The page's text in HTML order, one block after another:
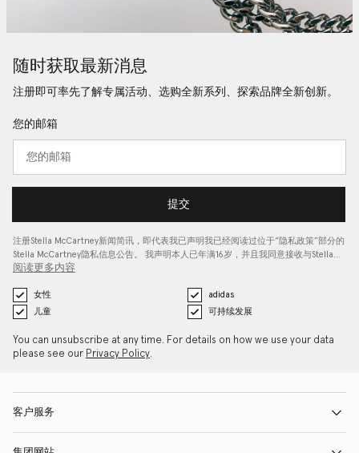
随时获取最新消息
注册即可率先了解专属活动、选购全新系列、探索品牌全新创新。
您的邮箱
提交
注册Stella McCartney新闻简讯，即代表我已声明我已经阅读过位于“隐私政策”部分的
Stella McCartney隐私信息公告。 我声明本人已年满16岁，并且我同意接收与Stella…
阅读更多内容
女性
adidas
儿童
可持续发展
You can unsubscribe at any time. For details on how we use your data
please see our Privacy Policy.
客户服务